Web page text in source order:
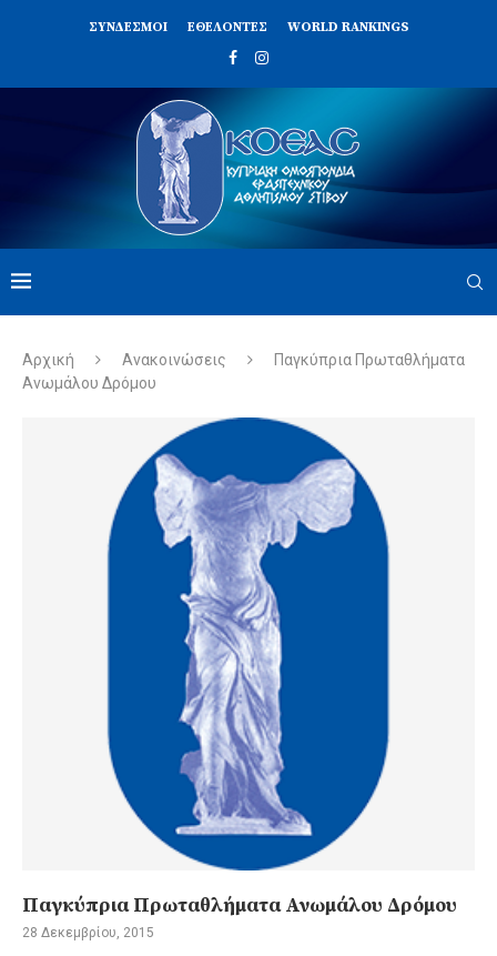
ΣΥΝΔΈΣΜΟΙ ΕΘΕΛΟΝΤΈΣ WORLD RANKINGS
Αρχική Ανακοινώσεις
Παγκύπρια Πρωταθλήματα
Ανωμάλου Δρόμου
Παγκύπρια Πρωταθλήματα Ανωμάλου Δρόμου
28 Δεκεμβρίου, 2015